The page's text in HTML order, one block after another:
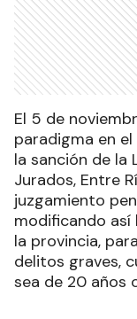
El 5 de
paradigma en
la sanción de la
Jurados, Entre
juzgamiento
modificando así
la provincia,
delitos graves,
sea de 20 años